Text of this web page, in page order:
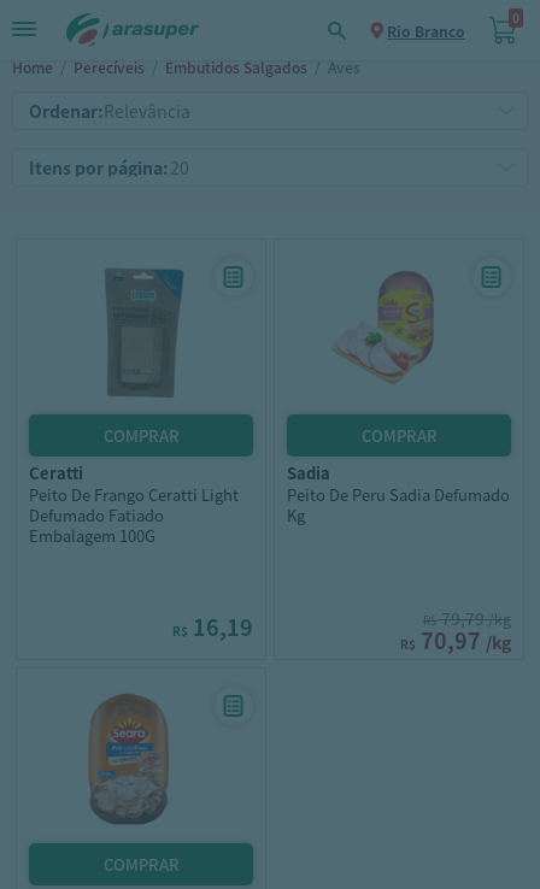
Rio Branco
0
Home / Perecíveis / Embutidos Salgados / Aves
Ordenar:
Itens por página:
ceratti
Peito De Frango Ceratti Light
Defumado Fatiado
Embalagem 100G
R$ 16,19
sadia
Peito De Peru Sadia Defumado
Kg
R$79,79/kg
R$ 70,97 /kg